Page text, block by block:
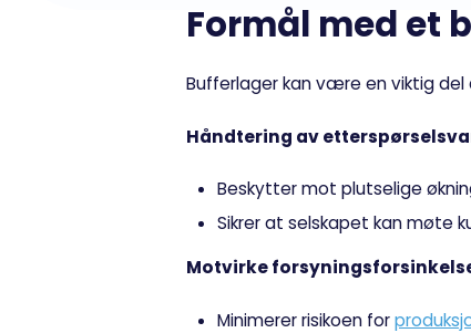
Formål med et
Bufferlager kan være en viktig
Håndtering av
Beskytter mot plutselige
Sikrer at selskapet kan møte
Motvirke
Minimerer risikoen for